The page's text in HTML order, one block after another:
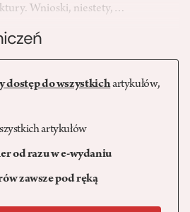
Wnioski, niestety,…
dostęp do wszystkichartykułów,
artykułów
od razu w e-wydaniu
zawsze pod ręką